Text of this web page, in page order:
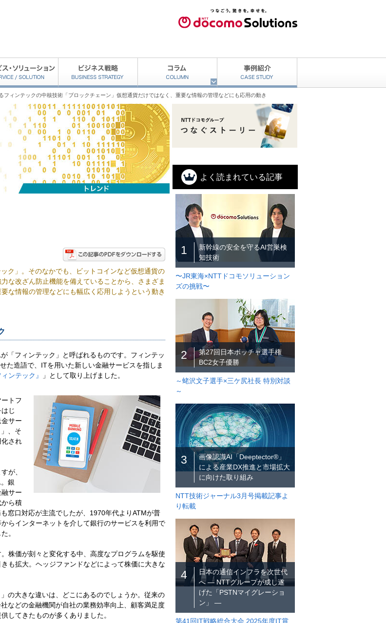
ィンテックの中核技術「ブロックチェーン」仮想通貨だけではなく、重要な情報の管理などにも応用の動き
ク」。そのなかでも、ビットコインなど仮想通貨の
な改ざん防止機能を備えていることから、さまざま
な情報の管理などにも幅広く応用しようという動き
「フィンテック」と呼ばれるものです。フィンテッ
た造語で、ITを用いた新しい金融サービスを指しま
ンテック』 」として取り上げました。
トフ
じ
サー
、そ
化され
が、
銀
サー
ら積
窓口対応が主流でしたが、1970年代よりATMが普
らインターネットを介して銀行のサービスを利用で
。
株価が刻々と変化する中、高度なプログラムを駆使
も拡大。ヘッジファンドなどによって株価に大きな
の大きな違いは、どこにあるのでしょうか。従来の
などの金融機関が自社の業務効率向上、顧客満足度
してきたものが多くありました。
よく読まれている記事
1
新幹線の安全を守るAI営巣検
知技術
〜JR東海×NTTドコモソリューション
ズの挑戦〜
2
第27回日本ボッチャ選手権
BC2女子優勝
～蛯沢文子選手×三ケ尻社長 特別対談
～
3
画像認識AI「Deeptector®」
による産業DX推進と市場拡大
に向けた取り組み
NTT技術ジャーナル3月号掲載記事よ
り転載
4
日本の通信インフラを次世代
へ ― NTTグループが成し遂
げた「PSTNマイグレーショ
ン」 ―
第41回IT戦略総合大会 2025年度IT賞